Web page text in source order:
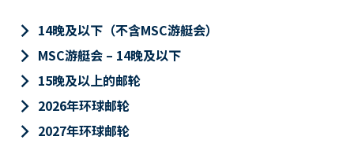
keyboard_arrow_right 14晚及以下（不含MSC游艇会）
keyboard_arrow_right MSC游艇会 – 14晚及以下
keyboard_arrow_right 15晚及以上的邮轮
keyboard_arrow_right 2026年环球邮轮
keyboard_arrow_right 2027年环球邮轮